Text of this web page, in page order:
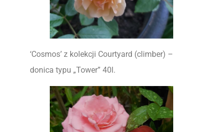
‘Cosmos’ z kolekcji Courtyard (climber) –
donica typu „Tower” 40l.